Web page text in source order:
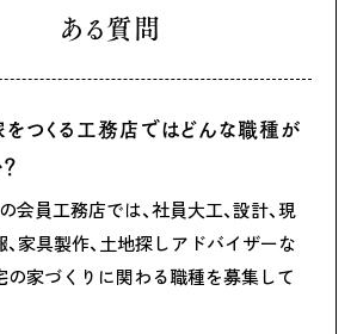
ある質問
つくる工務店ではどんな職種が
会員工務店では、社員大工、設計、現
、家具製作、土地探しアドバイザーな
の家づくりに関わる職種を募集して